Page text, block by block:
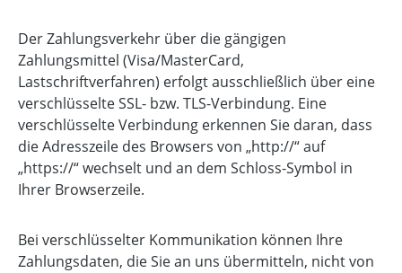
Der Zahlungsverkehr über die gängigen
Zahlungsmittel (Visa/MasterCard,
Lastschriftverfahren) erfolgt ausschließlich über eine
verschlüsselte SSL- bzw. TLS-Verbindung. Eine
verschlüsselte Verbindung erkennen Sie daran, dass
die Adresszeile des Browsers von „http://“ auf
„https://“ wechselt und an dem Schloss-Symbol in
Ihrer Browserzeile.
Bei verschlüsselter Kommunikation können Ihre
Zahlungsdaten, die Sie an uns übermitteln, nicht von